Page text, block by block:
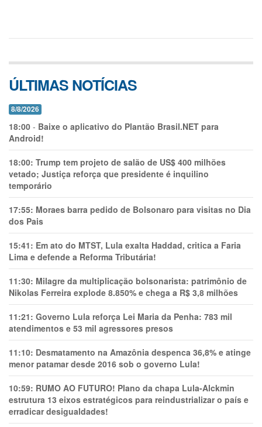
ÚLTIMAS NOTÍCIAS
8/8/2026
18:00 - Baixe o aplicativo do Plantão Brasil.NET para
Android!
18:00: Trump tem projeto de salão de US$ 400 milhões
vetado; Justiça reforça que presidente é inquilino
temporário
17:55: Moraes barra pedido de Bolsonaro para visitas no Dia
dos Pais
15:41: Em ato do MTST, Lula exalta Haddad, critica a Faria
Lima e defende a Reforma Tributária!
11:30: Milagre da multiplicação bolsonarista: patrimônio de
Nikolas Ferreira explode 8.850% e chega a R$ 3,8 milhões
11:21: Governo Lula reforça Lei Maria da Penha: 783 mil
atendimentos e 53 mil agressores presos
11:10: Desmatamento na Amazônia despenca 36,8% e atinge
menor patamar desde 2016 sob o governo Lula!
10:59: RUMO AO FUTURO! Plano da chapa Lula-Alckmin
estrutura 13 eixos estratégicos para reindustrializar o país e
erradicar desigualdades!